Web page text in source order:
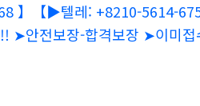
】【▶텔레: +8210-5614-
➤안전보장-합격보장 ➤이미